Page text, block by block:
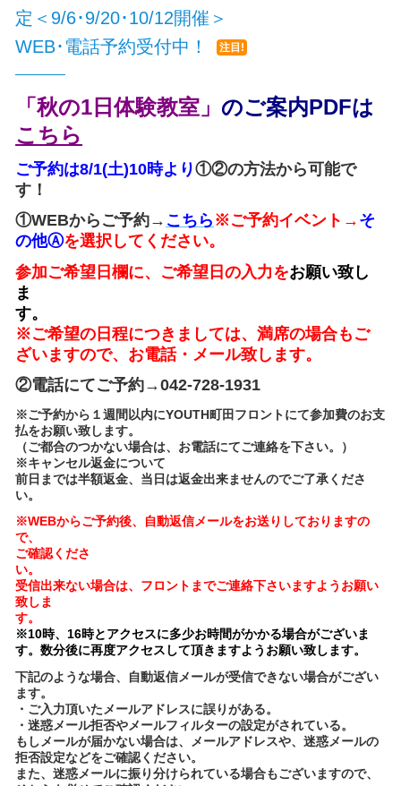
定＜9/6･9/20･10/12開催＞
WEB･電話予約受付中！
注目!
「秋の1日体験教室」 のご案内PDFは
こちら
ご予約は8/1(土)10時より①②の方法から可能で
す！
①WEBからご予約→ こちら ※ご予約イベント→ そ
の他Ⓐを選択してください。
参加ご希望日欄に、ご希望日の入力をお願い致し
ま
※ご希望の日程につきましては、満席の場合もご
ざいますので、お電話・メール致します。
②電話にてご予約→042-728-1931
※ご予約から１週間以内にYOUTH町田フロントにて参加費のお支
払をお願い致します。
（ご都合のつかない場合は、お電話にてご連絡を下さい。）
※キャンセル返金について
前日までは半額返金、当日は返金出来ませんのでご了承くださ
い。
※WEBからご予約後、自動返信メールをお送りしておりますの
で、
ご確認くださ
受信出来ない場合は、フロントまでご連絡下さいますようお願い
致しま
※10時、16時とアクセスに多少お時間がかかる場合がございま
す。数分後に再度アクセスして頂きますようお願い致します。
下記のような場合、自動返信メールが受信できない場合がござい
ます。
・ご入力頂いたメールアドレスに誤りがある。
・迷惑メール拒否やメールフィルターの設定がされている。
もしメールが届かない場合は、メールアドレスや、迷惑メールの
拒否設定などをご確認ください。
また、迷惑メールに振り分けられている場合もございますので、